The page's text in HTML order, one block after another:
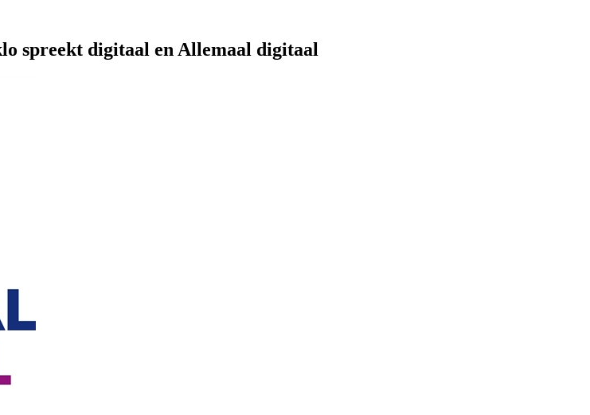
spreekt digitaal en Allemaal digitaal